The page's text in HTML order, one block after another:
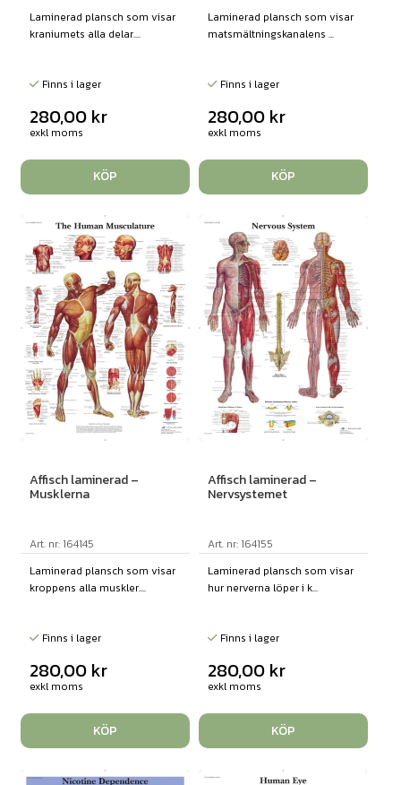
Laminerad plansch som visar
kraniumets alla delar....
Finns i lager
280,00 kr
exkl moms
KÖP
Laminerad plansch som visar
matsmältningskanalens ...
Finns i lager
280,00 kr
exkl moms
KÖP
Affisch laminerad –
Musklerna
Art. nr: 164145
Laminerad plansch som visar
kroppens alla muskler....
Finns i lager
280,00 kr
exkl moms
KÖP
Affisch laminerad –
Nervsystemet
Art. nr: 164155
Laminerad plansch som visar
hur nerverna löper i k...
Finns i lager
280,00 kr
exkl moms
KÖP